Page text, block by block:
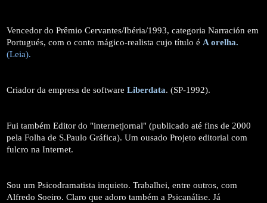
Vencedor do Prêmio Cervantes/Ibéria/1993, categoria Narración em
Portugués, com o conto mágico-realista cujo título é A orelha.
(Leia).
Criador da empresa de software Liberdata. (SP-1992).
Fui também Editor do "internetjornal" (publicado até fins de 2000
pela Folha de S.Paulo Gráfica). Um ousado Projeto editorial com
fulcro na Internet.
Sou um Psicodramatista inquieto. Trabalhei, entre outros, com
Alfredo Soeiro. Claro que adoro também a Psicanálise. Já